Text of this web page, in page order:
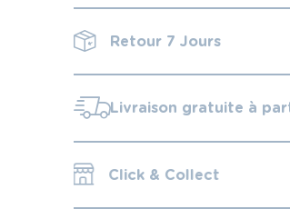
Retour 7 Jours
Livraison gratuite à
Click & Collect